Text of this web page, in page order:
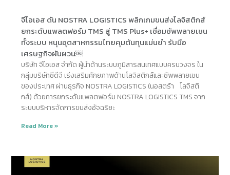
จีไอเอส ดัน NOSTRA LOGISTICS พลิกเกมขนส่งโลจิสติกส์
ยกระดับแพลตฟอร์ม TMS สู่ TMS Plus+ เชื่อมซัพพลายเชน
ทั้งระบบ หนุนอุตสาหกรรมไทยคุมต้นทุนแม่นยำ รับมือ
เศรษฐกิจผันผวน￼
บริษัท จีไอเอส จำกัด ผู้นำด้านระบบภูมิสารสนเทศแบบครบวงจร ใน
กลุ่มบริษัทซีดีจี เร่งเสริมศักยภาพด้านโลจิสติกส์และซัพพลายเชน
ของประเทศ ผ่านธุรกิจ NOSTRA LOGISTICS (นอสตร้า โลจิสติ
กส์) ด้วยการยกระดับแพลตฟอร์ม NOSTRA LOGISTICS TMS จาก
ระบบบริหารจัดการขนส่งอัจฉริยะ
Read More »